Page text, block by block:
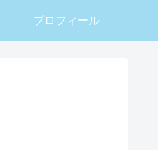
プロフィール